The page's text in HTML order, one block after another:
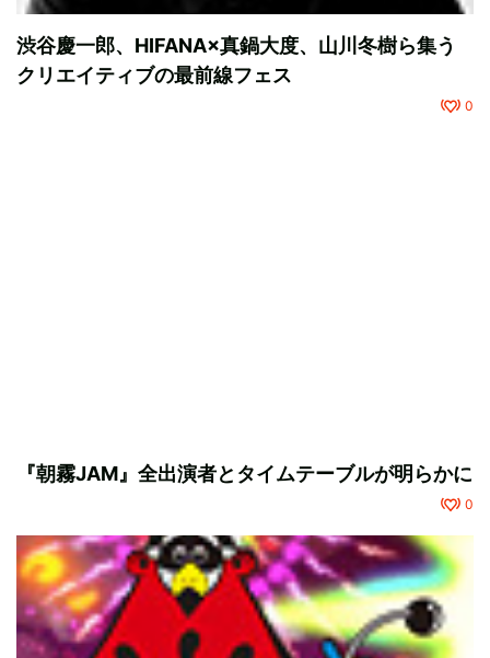
渋谷慶一郎、HIFANA×真鍋大度、山川冬樹ら集う
クリエイティブの最前線フェス
0
『朝霧JAM』全出演者とタイムテーブルが明らかに
0